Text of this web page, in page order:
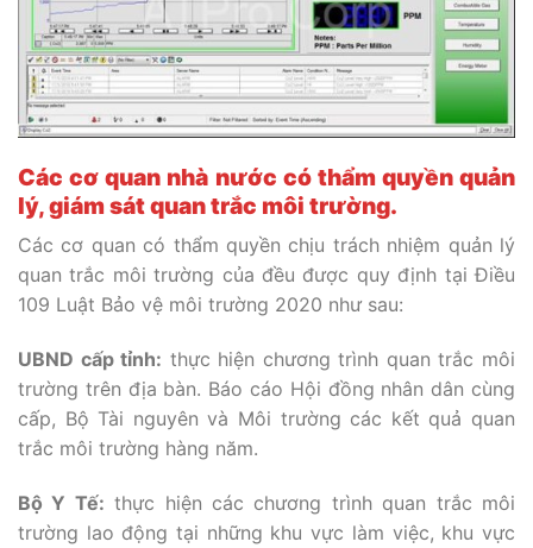
Các cơ quan nhà nước có thẩm quyền quản
lý, giám sát quan trắc môi trường.
Các cơ quan có thẩm quyền chịu trách nhiệm quản lý
quan trắc môi trường của đều được quy định tại Điều
109 Luật Bảo vệ môi trường 2020 như sau:
UBND cấp tỉnh: thực hiện chương trình quan trắc môi
trường trên địa bàn. Báo cáo Hội đồng nhân dân cùng
cấp, Bộ Tài nguyên và Môi trường các kết quả quan
trắc môi trường hàng năm.
Bộ Y Tế: thực hiện các chương trình quan trắc môi
trường lao động tại những khu vực làm việc, khu vực